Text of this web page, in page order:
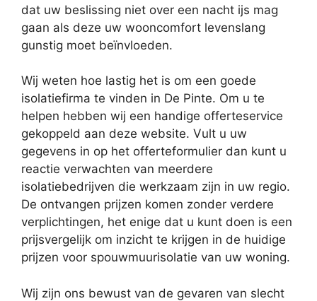
dat uw beslissing niet over een nacht ijs mag
gaan als deze uw wooncomfort levenslang
gunstig moet beïnvloeden.
Wij weten hoe lastig het is om een goede
isolatiefirma te vinden in De Pinte. Om u te
helpen hebben wij een handige offerteservice
gekoppeld aan deze website. Vult u uw
gegevens in op het offerteformulier dan kunt u
reactie verwachten van meerdere
isolatiebedrijven die werkzaam zijn in uw regio.
De ontvangen prijzen komen zonder verdere
verplichtingen, het enige dat u kunt doen is een
prijsvergelijk om inzicht te krijgen in de huidige
prijzen voor spouwmuurisolatie van uw woning.
Wij zijn ons bewust van de gevaren van slecht